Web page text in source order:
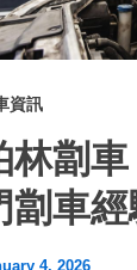
資訊
林劏
劏車
4, 2026